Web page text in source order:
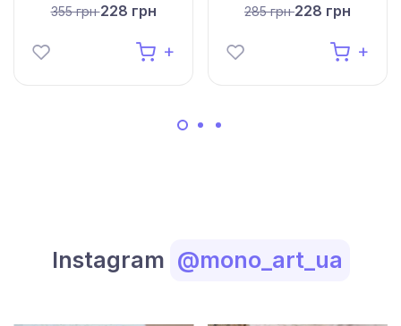
355 грн228 грн 285 грн228 грн
Instagram @mono_art_ua